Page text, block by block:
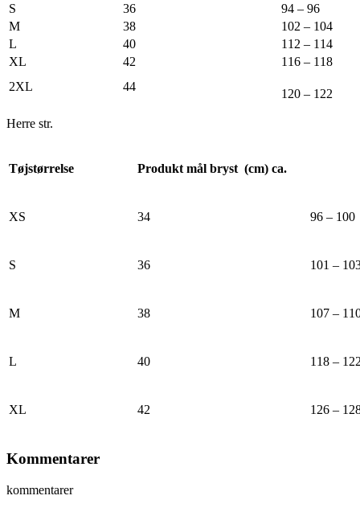
S
36
94 – 96
M
38
102 – 104
L
40
112 – 114
XL
42
116 – 118
2XL
44
120 – 122
Herre str.
Tøjstørrelse Produkt mål bryst (cm) ca.
XS 34 96 – 100
S 36 101 –
M 38 107 –
L 40 118 –
XL 42 126 –
Kommentarer
kommentarer